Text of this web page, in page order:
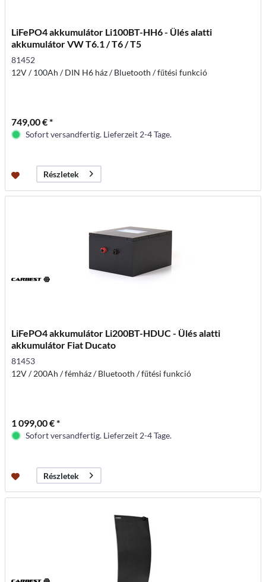
LiFePO4 akkumulátor Li100BT-HH6 - Ülés alatti
akkumulátor VW T6.1 / T6 / T5
81452
12V / 100Ah / DIN H6 ház / Bluetooth / fűtési funkció
749,00 € *
Sofort versandfertig. Lieferzeit 2-4 Tage.
Részletek
LiFePO4 akkumulátor Li200BT-HDUC - Ülés alatti
akkumulátor Fiat Ducato
81453
12V / 200Ah / fémház / Bluetooth / fűtési funkció
1 099,00 € *
Sofort versandfertig. Lieferzeit 2-4 Tage.
Részletek